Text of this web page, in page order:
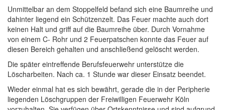
Unmittelbar an dem Stoppelfeld befand sich eine Baumreihe und
dahinter liegend ein Schützenzelt. Das Feuer machte auch dort
keinen Halt und griff auf die Baumreihe über. Durch Vornahme
von einem C- Rohr und 2 Feuerpatschen konnte das Feuer auf
diesen Bereich gehalten und anschließend gelöscht werden.
Die später eintreffende Berufsfeuerwehr unterstütze die
Löscharbeiten. Nach ca. 1 Stunde war dieser Einsatz beendet.
Wieder einmal hat es sich bewährt, gerade die in der Peripherie
liegenden Löschgruppen der Freiwilligen Feuerwehr Köln